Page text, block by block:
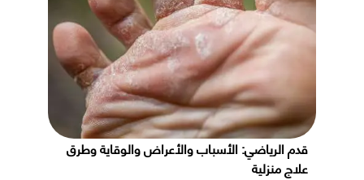
قدم الرياضي: الأسباب والأعراض والوقاية وطرق
علاج منزلية